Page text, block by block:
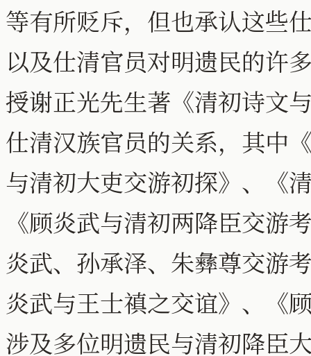
等有所贬斥，但也承认这些
以及仕清官员对明遗民的许
授谢正光先生著《清初诗文
仕清汉族官员的关系，其中
与清初大吏交游初探》、
《顾炎武与清初两降臣交
炎武、孙承泽、朱彝尊交游
炎武与王士禛之交谊》、《
涉及多位明遗民与清初降臣